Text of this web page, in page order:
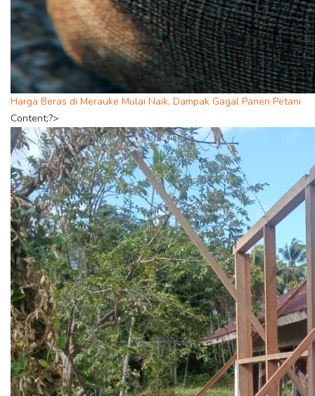
Harga Beras di Merauke Mulai Naik, Dampak Gagal Panen Petani
Content;?>